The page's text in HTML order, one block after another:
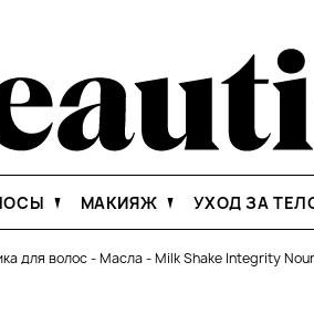
МАКИЯЖ УХОД ЗА
для волос-Масла-Milk Shake Integrity